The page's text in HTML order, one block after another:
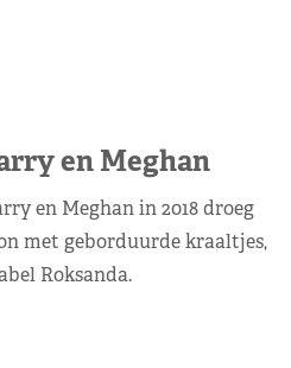
en Meghan
en Meghan in 2018 droeg
met geborduurde kraaltjes,
Roksanda.